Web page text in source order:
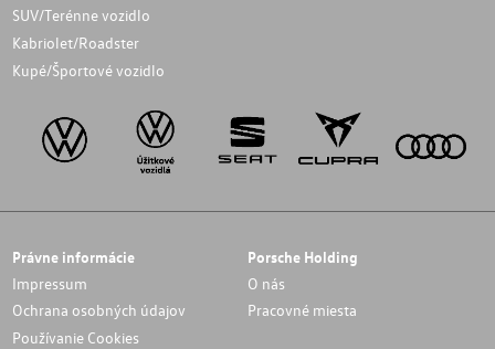
SUV/Terénne vozidlo
Kabriolet/Roadster
Kupé/Športové vozidlo
Právne informácie
Impressum
Ochrana osobných údajov
Používanie Cookies
Porsche Holding
O nás
Pracovné miesta